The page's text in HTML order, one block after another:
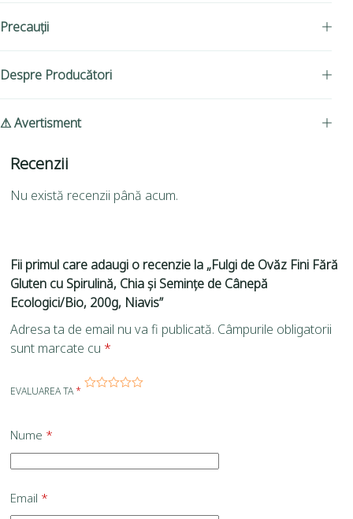
Precauții
Despre Producători
⚠ Avertisment
Recenzii
Nu există recenzii până acum.
Fii primul care adaugi o recenzie la „Fulgi de Ovăz Fini Fără
Gluten cu Spirulină, Chia și Semințe de Cânepă
Ecologici/Bio, 200g, Niavis”
Adresa ta de email nu va fi publicată. Câmpurile obligatorii
sunt marcate cu *
EVALUAREA TA*
Nume *
Email *